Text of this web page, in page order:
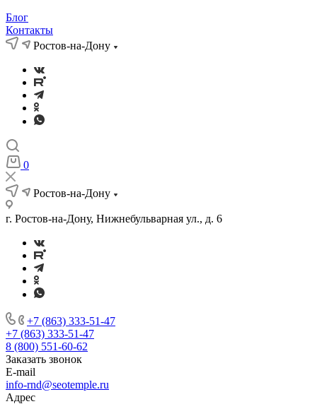
Блог
Контакты
Ростов-на-Дону
0
Ростов-на-Дону
г. Ростов-на-Дону, Нижнебульварная ул., д. 6
+7 (863) 333-51-47
+7 (863) 333-51-47
8 (800) 551-60-62
Заказать звонок
E-mail
info-rnd@seotemple.ru
Адрес